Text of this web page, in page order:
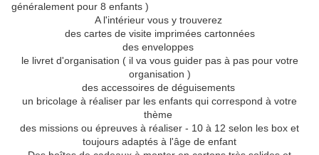
généralement pour 8 enfants )
A l'intérieur vous y trouverez
des cartes de visite imprimées cartonnées
des enveloppes
le livret d'organisation ( il va vous guider pas à pas pour votre
organisation )
des accessoires de déguisements
un bricolage à réaliser par les enfants qui correspond à votre
thème
des missions ou épreuves à réaliser - 10 à 12 selon les box et
toujours adaptés à l'âge de enfant